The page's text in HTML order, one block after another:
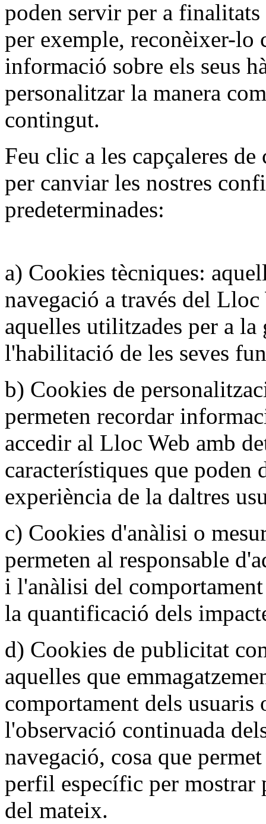
poden servir per a
per exemple, reconèixer-lo
informació sobre els seus
personalitzar la manera
contingut.
Feu clic a les capçaleres de
per canviar les nostres
predeterminades:
a) Cookies tècniques:
navegació a través del
aquelles utilitzades per a
l'habilitació de les seves
b) Cookies de
permeten recordar
accedir al Lloc Web amb
característiques que poden
experiència de la daltres
c) Cookies d'anàlisi o
permeten al responsable
i l'anàlisi del
la quantificació dels
d) Cookies de publicitat
aquelles que
comportament dels usuaris
l'observació continuada
navegació, cosa que
perfil específic per
del mateix.